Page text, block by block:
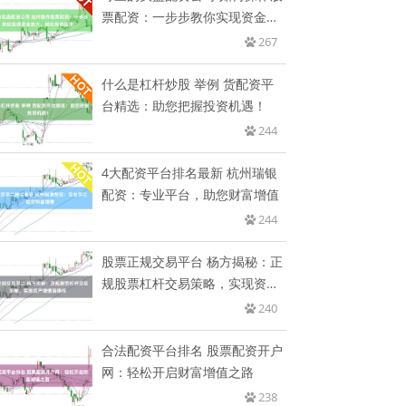
票配资：一步步教你实现资金放
267
什么是杠杆炒股 举例 货配资平
台精选：助您把握投资机遇！
244
4大配资平台排名最新 杭州瑞银
配资：专业平台，助您财富增值
244
股票正规交易平台 杨方揭秘：正
规股票杠杆交易策略，实现资产
240
合法配资平台排名 股票配资开户
网：轻松开启财富增值之路
238